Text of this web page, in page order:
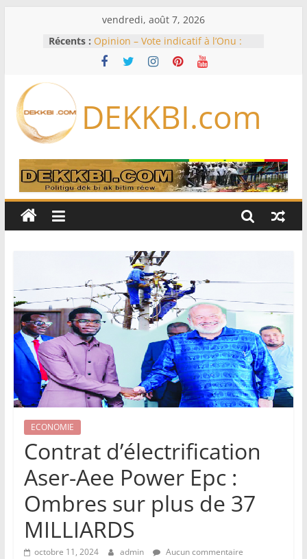
vendredi, août 7, 2026
Récents : Opinion – Vote indicatif à l’Onu :
Les chances de Macky restent
intactes
TAS dénonce la duplicité de la
majorité parlementaire
performance avec les fédérations
sénégalaises
Amy Mara critiquée après une
intervention en français, le débat
DEKKBI.com
ECONOMIE
Contrat d’électrification
Aser-Aee Power Epc :
Ombres sur plus de 37
MILLIARDS
octobre 11, 2024 admin Aucun commentaire